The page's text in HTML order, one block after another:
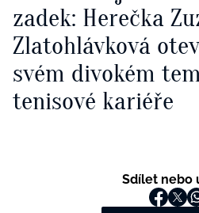
zadek: Herečka
Zlatohlávková
svém divokém
tenisové kariéře
Sdílet nebo